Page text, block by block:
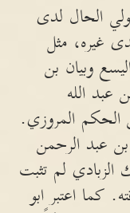
الحال لدى
غيره، مثل
وبيان بن
عبد الله
المروزي.
بن عبد الرحمن
الزبادي لم تثبت
كما اعتبر ابو